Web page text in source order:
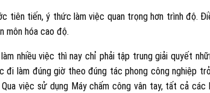
tiên tiến, ý thức làm việc quan trọng hơn trình độ.
môn hóa cao độ.
nhiều việc thì nay chỉ phải tập trung giải quyết
làm đúng giờ theo đúng tác phong công nghiệp
việc sử dụng Máy chấm công vân tay, tất cả các